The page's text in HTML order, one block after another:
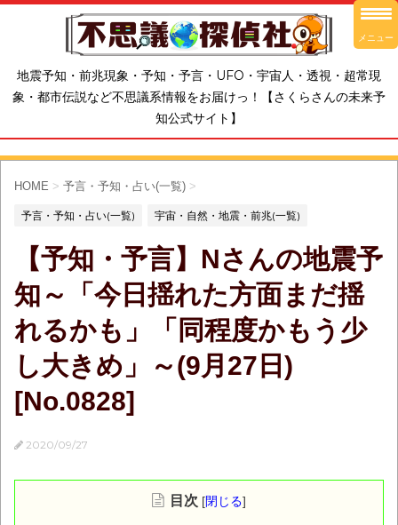
地震予知・前兆現象・予知・予言・UFO・宇宙人・透視・超常現
象・都市伝説など不思議系情報をお届けっ！【さくらさんの未来予
知公式サイト】
HOME > 予言・予知・占い(一覧) >
予言・予知・占い(一覧) 宇宙・自然・地震・前兆(一覧)
【予知・予言】Nさんの地震予
知～「今日揺れた方面まだ揺
れるかも」「同程度かもう少
し大きめ」～(9月27日)
[No.0828]
2020/09/27
目次 [閉じる]
メニュー